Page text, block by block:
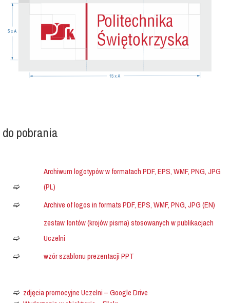
do pobrania
Archiwum logotypów w formatach PDF, EPS, WMF, PNG, JPG
(PL)
Archive of logos in formats PDF, EPS, WMF, PNG, JPG (EN)
zestaw fontów (krojów pisma) stosowanych w publikacjach
Uczelni
wzór szablonu prezentacji PPT
zdjęcia promocyjne Uczelni – Google Drive